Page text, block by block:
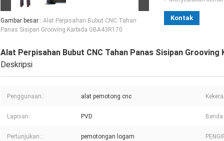
Gambar besar : Alat Perpisahan Bubut CNC Tahan
Panas Sisipan Grooving Karbida GBA43R170
Kontak
Alat Perpisahan Bubut CNC Tahan Panas Sisipan Grooving
Deskripsi
Penggunaan:: alat pemotong cnc
Lapisan:: PVD
Pertunjukan::: pemotongan logam